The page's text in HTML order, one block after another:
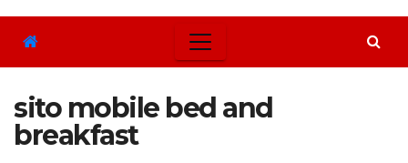
sito mobile bed and
breakfast